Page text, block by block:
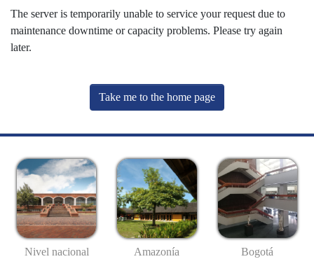
The server is temporarily unable to service your request due to
maintenance downtime or capacity problems. Please try again
later.
Take me to the home page
Nivel nacional Amazonía Bogotá